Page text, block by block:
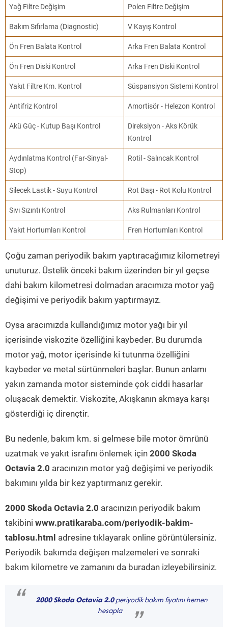
Yağ Filtre Değişim Polen Filtre Değişim
Bakım Sıfırlama (Diagnostic) V Kayış Kontrol
Ön Fren Balata Kontrol Arka Fren Balata Kontrol
Ön Fren Diski Kontrol Arka Fren Diski Kontrol
Yakıt Filtre Km. Kontrol Süspansiyon Sistemi Kontrol
Antifriz Kontrol Amortisör - Helezon Kontrol
Akü Güç - Kutup Başı Kontrol
Direksiyon - Aks Körük
Kontrol
Aydınlatma Kontrol (Far-Sinyal-
Stop)
Rotil - Salıncak Kontrol
Silecek Lastik - Suyu Kontrol Rot Başı - Rot Kolu Kontrol
Sıvı Sızıntı Kontrol Aks Rulmanları Kontrol
Yakıt Hortumları Kontrol Fren Hortumları Kontrol
Çoğu zaman periyodik bakım yaptıracağımız kilometreyi
unuturuz. Üstelik önceki bakım üzerinden bir yıl geçse
dahi bakım kilometresi dolmadan aracımıza motor yağ
değişimi ve periyodik bakım yaptırmayız.
Oysa aracımızda kullandığımız motor yağı bir yıl
içerisinde viskozite özelliğini kaybeder. Bu durumda
motor yağ, motor içerisinde ki tutunma özelliğini
kaybeder ve metal sürtünmeleri başlar. Bunun anlamı
yakın zamanda motor sisteminde çok ciddi hasarlar
oluşacak demektir. Viskozite, Akışkanın akmaya karşı
gösterdiği iç dirençtir.
Bu nedenle, bakım km. si gelmese bile motor ömrünü
uzatmak ve yakıt israfını önlemek için 2000 Skoda
Octavia 2.0 aracınızın motor yağ değişimi ve periyodik
bakımını yılda bir kez yaptırmanız gerekir.
2000 Skoda Octavia 2.0 aracınızın periyodik bakım
takibini www.pratikaraba.com/periyodik-bakim-
tablosu.html adresine tıklayarak online görüntülersiniz.
Periyodik bakımda değişen malzemeleri ve sonraki
bakım kilometre ve zamanını da buradan izleyebilirsiniz.
“ 2000 Skoda Octavia 2.0periyodik bakım fiyatını hemen
hesapla
”